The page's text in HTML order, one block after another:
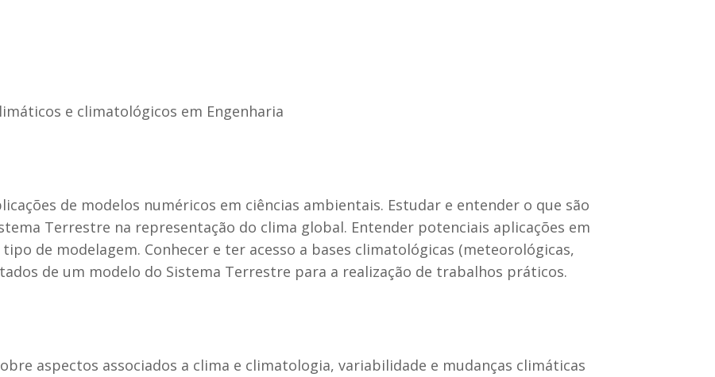
e climatológicos em Engenharia
de modelos numéricos em ciências ambientais. Estudar e entender o que são
Terrestre na representação do clima global. Entender potenciais aplicações em
de modelagem. Conhecer e ter acesso a bases climatológicas (meteorológicas,
de um modelo do Sistema Terrestre para a realização de trabalhos práticos.
aspectos associados a clima e climatologia, variabilidade e mudanças climáticas